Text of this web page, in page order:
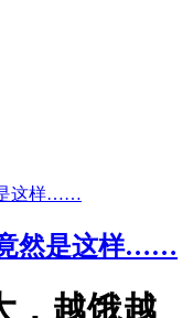
然是这样……
，越饿越